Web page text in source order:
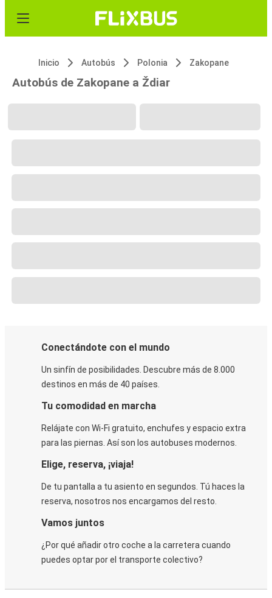
Inicio Autobús Polonia Zakopane
Autobús de Zakopane a Ždiar
Conectándote con el mundo
Un sinfín de posibilidades. Descubre más de 8.000
destinos en más de 40 países.
Tu comodidad en marcha
Relájate con Wi-Fi gratuito, enchufes y espacio extra
para las piernas. Así son los autobuses modernos.
Elige, reserva, ¡viaja!
De tu pantalla a tu asiento en segundos. Tú haces la
reserva, nosotros nos encargamos del resto.
Vamos juntos
¿Por qué añadir otro coche a la carretera cuando
puedes optar por el transporte colectivo?